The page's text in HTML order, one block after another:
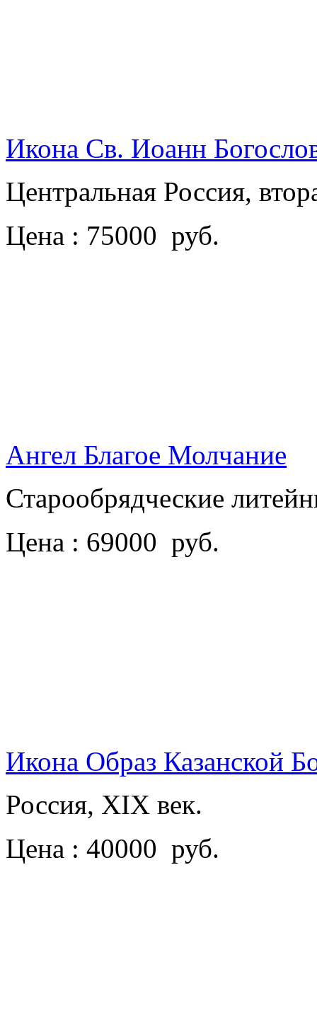
Икона Св. Иоанн
Центральная Россия,
Цена : 75000 руб.
Ангел Благое Молчание
Старообрядческие
Цена : 69000 руб.
Икона Образ Казанской
Россия, XIX век.
Цена : 40000 руб.